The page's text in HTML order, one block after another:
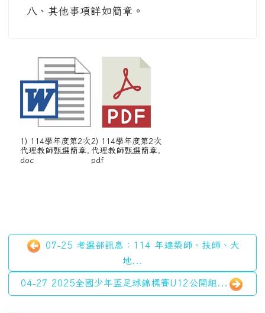
八、其他事項詳如簡章。
1) 114學年度第2次
代理教師甄選簡章.
doc
2) 114學年度第2次
代理教師甄選簡章.
pdf
07-25 考選部訊息：114 年建築師、技師、大
地...
04-27 2025全國少年盃足球錦標賽U12公開組...